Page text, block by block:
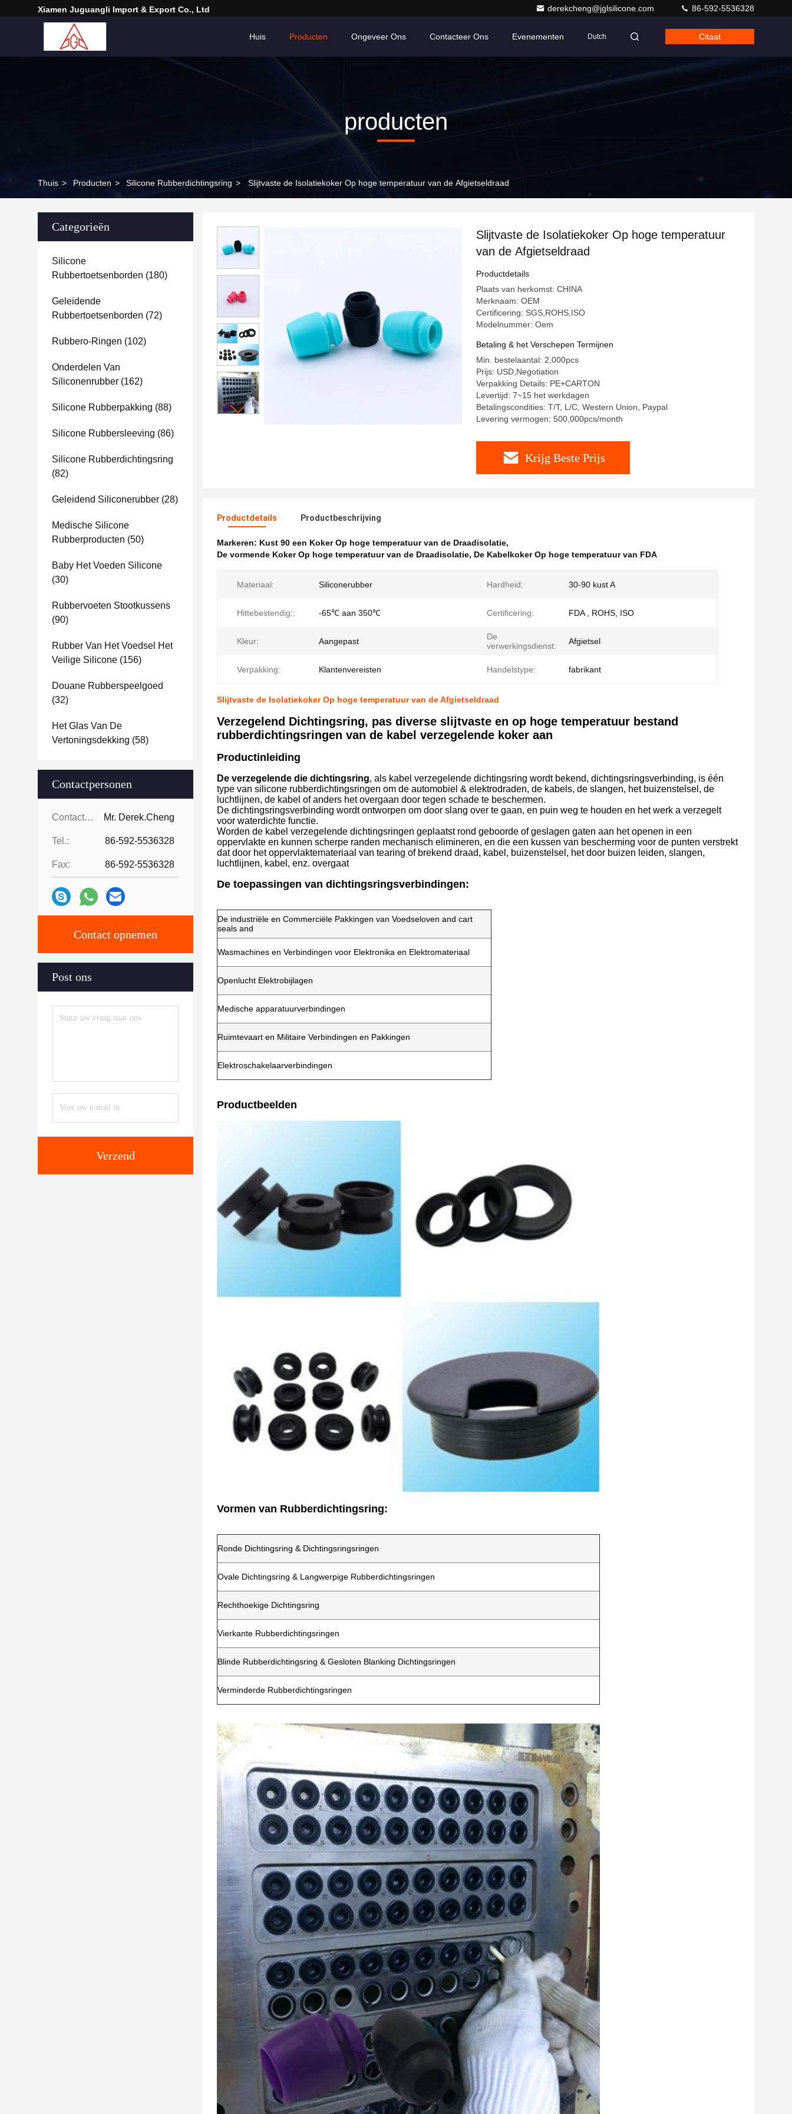
Xiamen Juguangli Import & Export Co., Ltd derekcheng@jglsilicone.com 86-592-5536328
Huis Producten Ongeveer Ons Contacteer Ons Evenementen Dutch Citaat
producten
Thuis > Producten > Silicone Rubberdichtingsring > Slijtvaste de Isolatiekoker Op hoge temperatuur van de Afgietseldraad
Categorieën
Silicone
Rubbertoetsenborden (180)
Geleidende
Rubbertoetsenborden (72)
Rubbero-Ringen (102)
Onderdelen Van
Siliconenrubber (162)
Silicone Rubberpakking (88)
Silicone Rubbersleeving (86)
Silicone Rubberdichtingsring
(82)
Geleidend Siliconerubber (28)
Medische Silicone
Rubberproducten (50)
Baby Het Voeden Silicone
(30)
Rubbervoeten Stootkussens
(90)
Rubber Van Het Voedsel Het
Veilige Silicone (156)
Douane Rubberspeelgoed
(32)
Het Glas Van De
Vertoningsdekking (58)
Contactpersonen
Contactpersonen: Mr. Derek.Cheng
Tel.: 86-592-5536328
Fax: 86-592-5536328
Contact opnemen
Post ons
Verzend
Slijtvaste de Isolatiekoker Op hoge temperatuur
van de Afgietseldraad
Productdetails
Plaats van herkomst: CHINA
Merknaam: OEM
Certificering: SGS,ROHS,ISO
Modelnummer: Oem
Betaling & het Verschepen Termijnen
Min. bestelaantal: 2,000pcs
Prijs: USD,Negotiation
Verpakking Details: PE+CARTON
Levertijd: 7~15 het werkdagen
Betalingscondities: T/T, L/C, Western Union, Paypal
Levering vermogen: 500,000pcs/month
Krijg Beste Prijs
Productdetails Productbeschrijving
Markeren: Kust 90 een Koker Op hoge temperatuur van de Draadisolatie,
De vormende Koker Op hoge temperatuur van de Draadisolatie, De Kabelkoker Op hoge temperatuur van FDA
Materiaal: Siliconerubber Hardheid: 30-90 kust A
Hittebestendig:: -65℃ aan 350℃ Certificering: FDA , ROHS, ISO
Kleur: Aangepast
De
verwerkingsdienst:
Afgietsel
Verpakking: Klantenvereisten Handelstype: fabrikant
Slijtvaste de Isolatiekoker Op hoge temperatuur van de Afgietseldraad
Verzegelend Dichtingsring, pas diverse slijtvaste en op hoge temperatuur bestand
rubberdichtingsringen van de kabel verzegelende koker aan
Productinleiding
De verzegelende die dichtingsring, als kabel verzegelende dichtingsring wordt bekend, dichtingsringsverbinding, is één
type van silicone rubberdichtingsringen om de automobiel & elektrodraden, de kabels, de slangen, het buizenstelsel, de
luchtlijnen, de kabel of anders het overgaan door tegen schade te beschermen.
De dichtingsringsverbinding wordt ontworpen om door slang over te gaan, en puin weg te houden en het werk a verzegelt
voor waterdichte functie.
Worden de kabel verzegelende dichtingsringen geplaatst rond geboorde of geslagen gaten aan het openen in een
oppervlakte en kunnen scherpe randen mechanisch elimineren, en die een kussen van bescherming voor de punten verstrekt
dat door het oppervlaktemateriaal van tearing of brekend draad, kabel, buizenstelsel, het door buizen leiden, slangen,
luchtlijnen, kabel, enz. overgaat
De toepassingen van dichtingsringsverbindingen:
De industriële en Commerciële Pakkingen van Voedseloven and cart
seals and
Wasmachines en Verbindingen voor Elektronika en Elektromateriaal
Openlucht Elektrobijlagen
Medische apparatuurverbindingen
Ruimtevaart en Militaire Verbindingen en Pakkingen
Elektroschakelaarverbindingen
Productbeelden
Vormen van Rubberdichtingsring:
Ronde Dichtingsring & Dichtingsringsringen
Ovale Dichtingsring & Langwerpige Rubberdichtingsringen
Rechthoekige Dichtingsring
Vierkante Rubberdichtingsringen
Blinde Rubberdichtingsring & Gesloten Blanking Dichtingsringen
Verminderde Rubberdichtingsringen